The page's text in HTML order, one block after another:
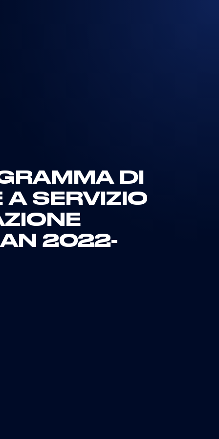
DI
A SERVIZIO
2022-